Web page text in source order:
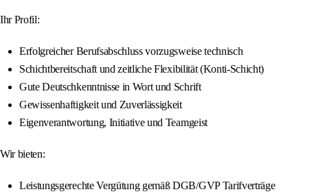
Ihr Profil:
Erfolgreicher Berufsabschluss vorzugsweise technisch
Schichtbereitschaft und zeitliche Flexibilität (Konti-Schicht)
Gute Deutschkenntnisse in Wort und Schrift
Gewissenhaftigkeit und Zuverlässigkeit
Eigenverantwortung, Initiative und Teamgeist
Wir bieten:
Leistungsgerechte Vergütung gemäß DGB/GVP Tarifverträge